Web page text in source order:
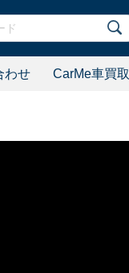
わせ CarMe車買取